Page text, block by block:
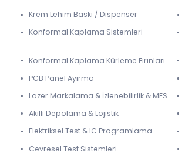
Krem Lehim Baskı / Dispenser
Konformal Kaplama Sistemleri
Konformal Kaplama Kürleme Fırınları
PCB Panel Ayırma
Lazer Markalama & İzlenebilirlik & MES
Akıllı Depolama & Lojistik
Elektriksel Test & IC Programlama
Çevresel Test Sistemleri